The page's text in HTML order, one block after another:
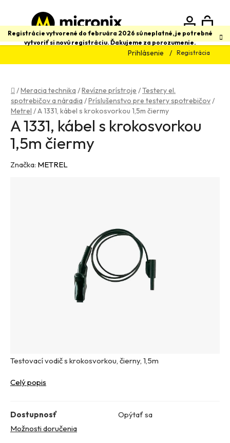
obsah
Registrácie vytvorené do februára 2026 sú neplatné, je potrebné
vytvoriť si novú registráciu. Ďakujeme za porozumenie.
Prihlásenie Registrácia
Hľadať
Domov
/Meracia technika /Revízne prístroje /Testery el.
spotrebičov a náradia /Príslušenstvo pre testery spotrebičov/
Metrel /A 1331, kábel s krokosvorkou 1,5m čiermy
Testovací vodič s krokosvorkou, čierny, 1,5m
Celý popis
Dostupnosť
Opýtať sa
Možnosti doručenia
A 1331, kábel s krokosvorkou
1,5m čiermy
Značka: METREL